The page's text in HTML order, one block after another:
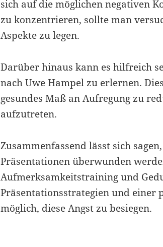
sich auf die möglichen negativen
zu konzentrieren, sollte man
Aspekte zu legen.
Darüber hinaus kann es hilfreich
nach Uwe Hampel zu erlernen.
gesundes Maß an Aufregung zu
aufzutreten.
Zusammenfassend lässt sich
Präsentationen überwunden
Aufmerksamkeitstraining und
Präsentationsstrategien und einer
möglich, diese Angst zu besiegen.